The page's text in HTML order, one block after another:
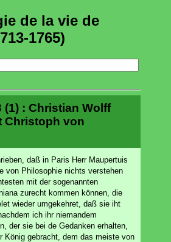
de la vie de
1765)
(1) : Christian Wolff
Christoph von
daß in Paris Herr Maupertuis
von Philosophie nichts verstehen
mit der sogenannten
zurecht kommen können, die
wieder umgekehret, daß sie iht
ich ihr niemandem
der sie bei de Gedanken erhalten,
König gebracht, dem das meiste von